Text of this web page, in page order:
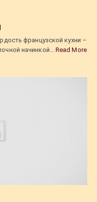
французской кухни –
начинкой… Read More